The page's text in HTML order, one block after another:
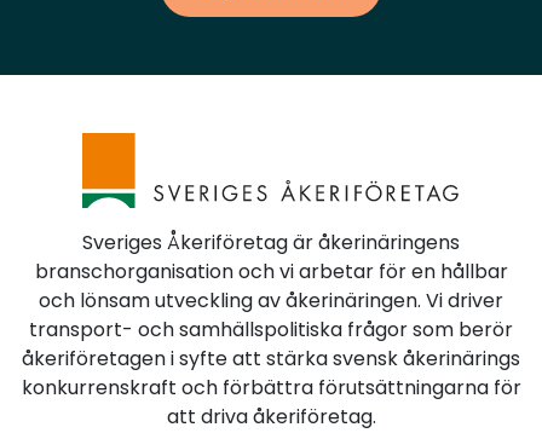
Sveriges Åkeriföretag är åkerinäringens
branschorganisation och vi arbetar för en hållbar
och lönsam utveckling av åkerinäringen. Vi driver
transport- och samhällspolitiska frågor som berör
åkeriföretagen i syfte att stärka svensk åkerinärings
konkurrenskraft och förbättra förutsättningarna för
att driva åkeriföretag.